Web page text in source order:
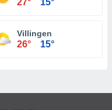
27° 15°
Villingen
26° 15°